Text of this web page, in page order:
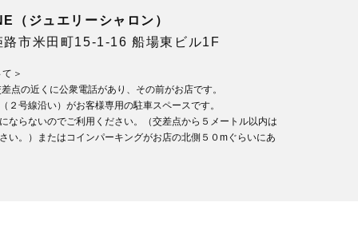
ジュエリーシャロン）
市米田町15-1-16 船場東ビル1F
＞
点の近くに公衆電話があり、その前がお店です。
２号線沿い）がお客様専用の駐車スペースです。
ならないのでご利用ください。（交差点から５メートル以内は
い。）またはコインパーキングがお店の北側５０mぐらいにあ